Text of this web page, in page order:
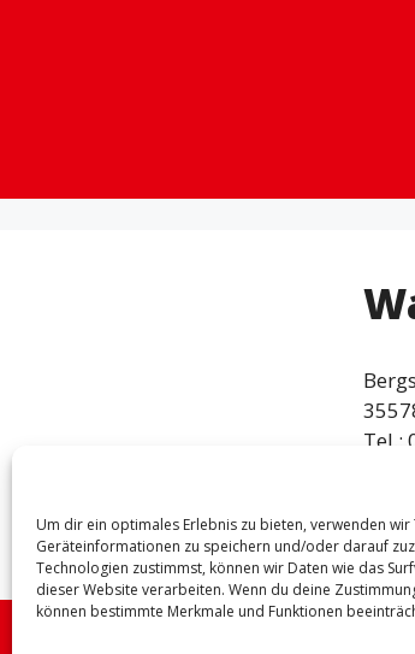
Um dir ein optimales Erlebnis zu bieten, verwenden
Geräteinformationen zu speichern und/oder darauf
Technologien zustimmst, können wir Daten wie das
dieser Website verarbeiten. Wenn du deine
können bestimmte Merkmale und Funktionen
Tel.: